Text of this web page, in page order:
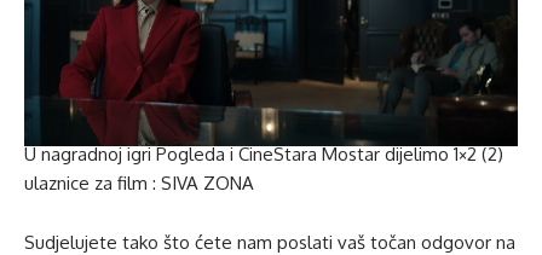
U nagradnoj igri Pogleda i CineStara Mostar dijelimo 1×2 (2)
ulaznice za film : SIVA ZONA
Sudjelujete tako što ćete nam poslati vaš točan odgovor na